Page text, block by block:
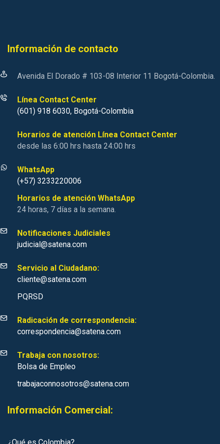
Información de contacto
Avenida El Dorado # 103-08 Interior 11 Bogotá-Colombia.
Línea Contact Center
(601) 918 6030, Bogotá-Colombia
Horarios de atención Línea Contact Center
desde las 6:00 hrs hasta 24:00 hrs
WhatsApp
(+57) 3233220006
Horarios de atención WhatsApp
24 horas, 7 días a la semana.
Notificaciones Judiciales
judicial@satena.com
Servicio al Ciudadano:
cliente@satena.com
PQRSD
Radicación de correspondencia:
correspondencia@satena.com
Trabaja con nosotros:
Bolsa de Empleo
trabajaconnosotros@satena.com
Información Comercial: